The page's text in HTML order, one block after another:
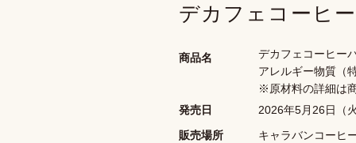
デカフェコーヒ
商品名
デカフェコーヒー
アレルギー物質（
※原材料の詳細は
発売日
2026年5月26日（
販売場所
キャラバンコーヒ